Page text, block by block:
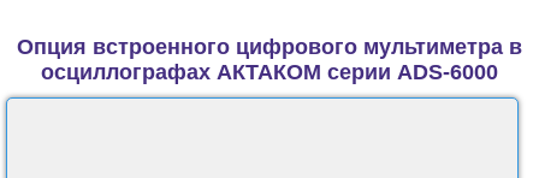
Опция встроенного цифрового мультиметра в
осциллографах АКТАКОМ серии ADS-6000